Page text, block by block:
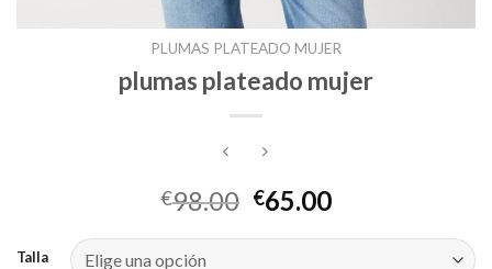
PLUMAS PLATEADO MUJER
plumas plateado mujer
€98.00 €65.00
Talla